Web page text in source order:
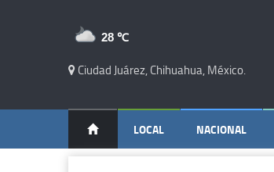
28 ℃
Ciudad Juárez, Chihuahua, México.
LOCAL NACIONAL